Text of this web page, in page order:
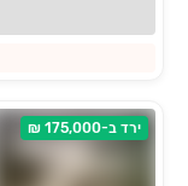
ירד ב-175,000 ₪